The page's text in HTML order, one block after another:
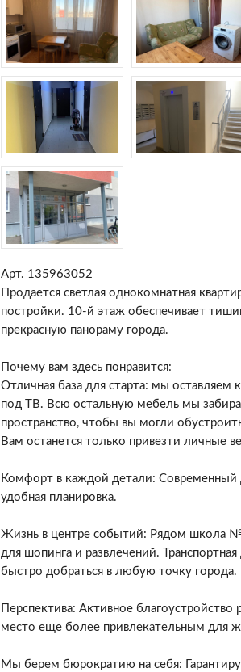
Арт. 135963052
Продается светлая однокомнатная
постройки. 10-й этаж обеспечивает
прекрасную панораму города.
Почему вам здесь понравится:
Отличная база для старта: мы оставляем
под ТВ. Всю остальную мебель мы
пространство, чтобы вы могли
Вам останется только привезти личные
Комфорт в каждой детали:
удобная планировка.
Жизнь в центре событий: Рядом школа
для шопинга и развлечений.
быстро добраться в любую точку города.
Перспектива: Активное
место еще более привлекательным для
Мы берем бюрократию на себя: